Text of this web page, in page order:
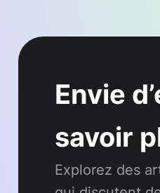
Envie
savoir
Explorez des